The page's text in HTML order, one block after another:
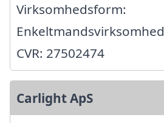
Virksomhedsform:
Enkeltmandsvirksomhed
CVR: 27502474
Carlight ApS